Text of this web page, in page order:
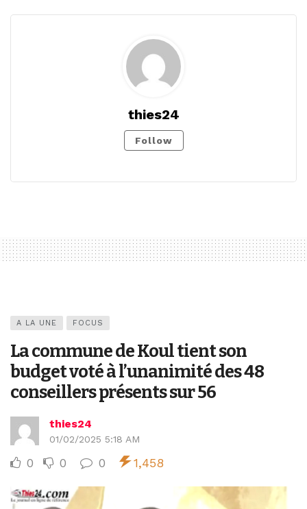
thies24
Follow
A LA UNE FOCUS
La commune de Koul tient son
budget voté à l’unanimité des 48
conseillers présents sur 56
thies24
01/02/2025 5:18 AM
0 0 0 1,458